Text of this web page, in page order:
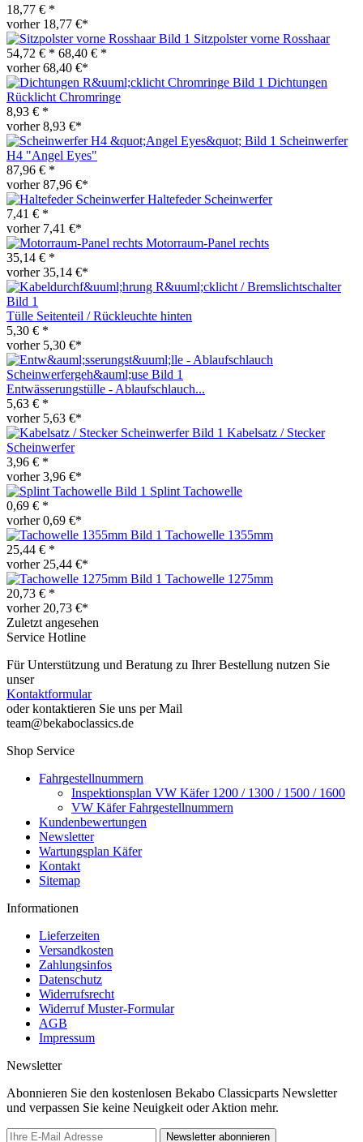
18,77 € *
vorher 18,77 €*
Sitzpolster vorne Rosshaar
54,72 € * 68,40 € *
vorher 68,40 €*
Dichtungen
Rücklicht Chromringe
8,93 € *
vorher 8,93 €*
Scheinwerfer
H4 "Angel Eyes"
87,96 € *
vorher 87,96 €*
Haltefeder Scheinwerfer
7,41 € *
vorher 7,41 €*
Motorraum-Panel rechts
35,14 € *
vorher 35,14 €*
Tülle Seitenteil / Rückleuchte hinten
5,30 € *
vorher 5,30 €*
Entwässerungstülle - Ablaufschlauch...
5,63 € *
vorher 5,63 €*
Kabelsatz / Stecker
Scheinwerfer
3,96 € *
vorher 3,96 €*
Splint Tachowelle
0,69 € *
vorher 0,69 €*
Tachowelle 1355mm
25,44 € *
vorher 25,44 €*
Tachowelle 1275mm
20,73 € *
vorher 20,73 €*
Zuletzt angesehen
Service Hotline
Für Unterstützung und Beratung zu Ihrer Bestellung nutzen Sie
unser
Kontaktformular
oder kontaktieren Sie uns per Mail
team@bekaboclassics.de
Shop Service
Fahrgestellnummern
Inspektionsplan VW Käfer 1200 / 1300 / 1500 / 1600
VW Käfer Fahrgestellnummern
Kundenbewertungen
Newsletter
Wartungsplan Käfer
Kontakt
Sitemap
Informationen
Lieferzeiten
Versandkosten
Zahlungsinfos
Datenschutz
Widerrufsrecht
Widerruf Muster-Formular
AGB
Impressum
Newsletter
Abonnieren Sie den kostenlosen Bekabo Classicparts Newsletter
und verpassen Sie keine Neuigkeit oder Aktion mehr.
Newsletter abonnieren